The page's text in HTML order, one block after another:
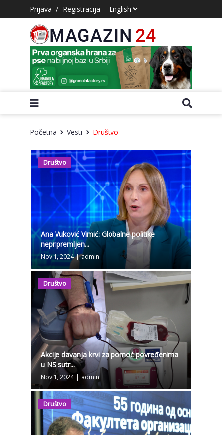
Prijava / Registracija
Početna Vesti Društvo
Društvo
Ana Vuković Vimić: Globalne politike
nepripremljen...
Nov 1, 2024 | admin
Društvo
Akcije davanja krvi za pomoć povređenima
u NS sutr...
Nov 1, 2024 admin
Društvo